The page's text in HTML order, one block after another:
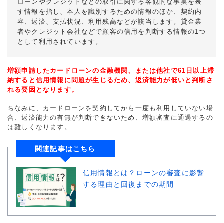
す情報を指し、本人を識別するための情報のほか、契約内
容、返済、支払状況、利用残高などが該当します。貸金業
者やクレジット会社などで顧客の信用を判断する情報の1つ
として利用されています。
増額申請したカードローンの金融機関、または他社で61日以上滞
納すると信用情報に問題が生じるため、返済能力が低いと判断さ
れる要因となります。
ちなみに、カードローンを契約してから一度も利用していない場
合、返済能力の有無が判断できないため、増額審査に通過するの
は難しくなります。
関連記事はこちら
信用情報とは？ローンの審査に影響
する理由と回復までの期間